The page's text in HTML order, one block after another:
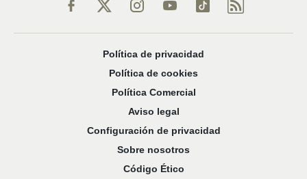
Política de privacidad
Política de cookies
Política Comercial
Aviso legal
Configuración de privacidad
Sobre nosotros
Código Ético